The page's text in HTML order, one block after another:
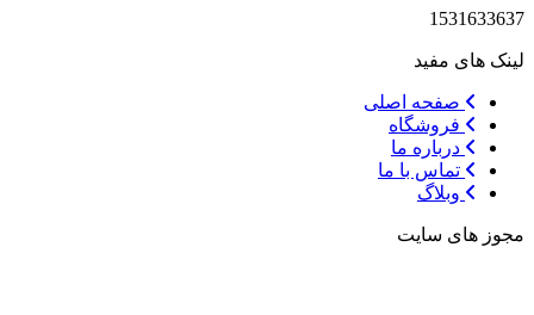
1531633637
لینک های مفید
صفحه اصلی
فروشگاه
درباره ما
تماس با ما
وبلاگ
مجوز های سایت